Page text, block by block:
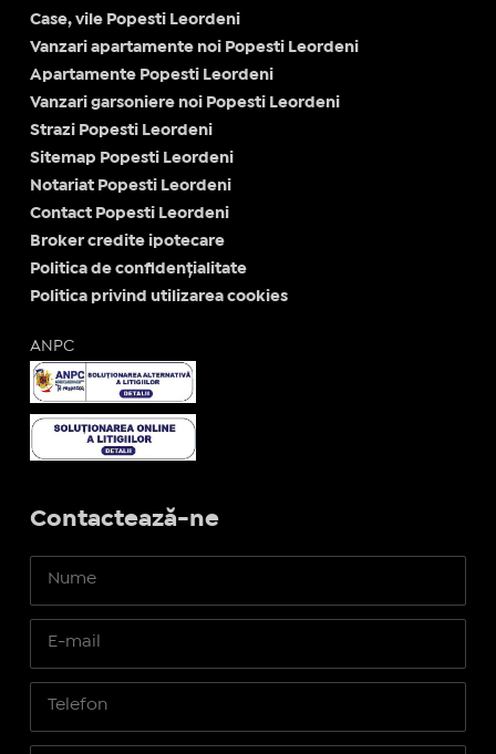
Case, vile Popesti Leordeni
Vanzari apartamente noi Popesti Leordeni
Apartamente Popesti Leordeni
Vanzari garsoniere noi Popesti Leordeni
Strazi Popesti Leordeni
Sitemap Popesti Leordeni
Notariat Popesti Leordeni
Contact Popesti Leordeni
Broker credite ipotecare
Politica de confidențialitate
Politica privind utilizarea cookies
ANPC
Contactează-ne